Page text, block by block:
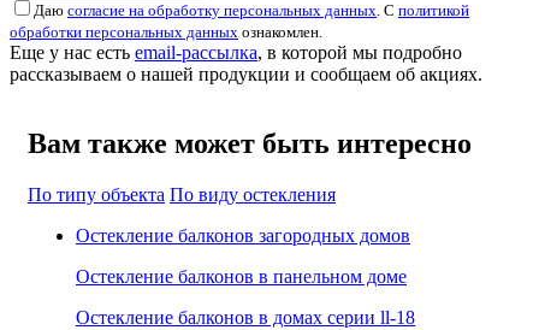
Даю согласие на обработку персональных данных. С политикой
обработки персональных данных ознакомлен.
Еще у нас есть email-рассылка, в которой мы подробно
рассказываем о нашей продукции и сообщаем об акциях.
Вам также может быть интересно
По типу объекта По виду остекления
Остекление балконов загородных домов
Остекление балконов в панельном доме
Остекление балконов в домах серии ll-18